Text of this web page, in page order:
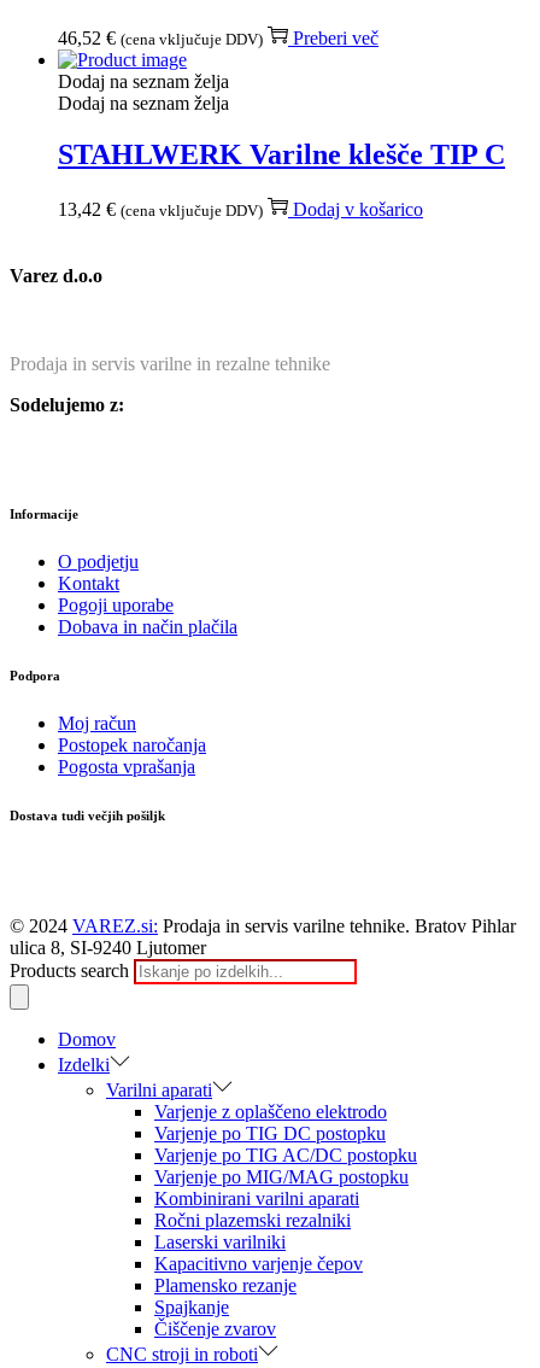
46,52 € (cena vključuje DDV) Preberi več
Dodaj na seznam želja
Dodaj na seznam želja
STAHLWERK Varilne klešče TIP C
13,42 € (cena vključuje DDV) Dodaj v košarico
Varez d.o.o
Prodaja in servis varilne in rezalne tehnike
Sodelujemo z:
Informacije
O podjetju
Kontakt
Pogoji uporabe
Dobava in način plačila
Podpora
Moj račun
Postopek naročanja
Pogosta vprašanja
Dostava tudi večjih pošiljk
© 2024 VAREZ.si: Prodaja in servis varilne tehnike. Bratov Pihlar
ulica 8, SI-9240 Ljutomer
Products search
Domov
Izdelki
Varilni aparati
Varjenje z oplaščeno elektrodo
Varjenje po TIG DC postopku
Varjenje po TIG AC/DC postopku
Varjenje po MIG/MAG postopku
Kombinirani varilni aparati
Ročni plazemski rezalniki
Laserski varilniki
Kapacitivno varjenje čepov
Plamensko rezanje
Spajkanje
Čiščenje zvarov
CNC stroji in roboti